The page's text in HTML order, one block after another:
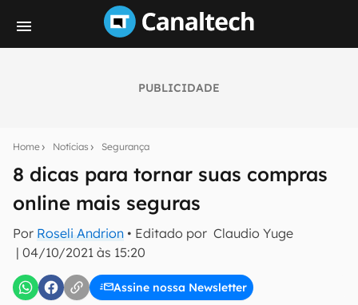
PUBLICIDADE
Home Notícias Segurança
8 dicas para tornar suas compras
online mais seguras
Por Roseli Andrion • Editado por Claudio Yuge
| 04/10/2021 às 15:20
Assine nossa Newsletter
notícias e reviews sobre tecnologia em primeira
mão.
E-mail